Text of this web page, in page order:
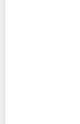
Cele mai bune